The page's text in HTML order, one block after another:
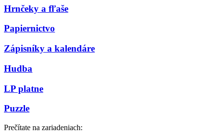
Hrnčeky a fľaše
Papiernictvo
Zápisníky a kalendáre
Hudba
LP platne
Puzzle
Prečítate na zariadeniach: